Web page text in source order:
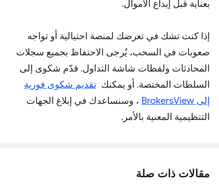
بعناية قبل إيداع الأموال.
إذا كنت تشك في تعرضك لمنصة احتيالية أو تواجه
صعوبات في السحب، يُرجى الاحتفاظ بجميع سجلات
المحادثات ولقطات شاشة التداول. قدّم شكوى إلى
السلطات المختصة. أو يمكنكتقديم شكوى فورية
إلى BrokersView
، وسنساعدك في إبلاغ الجهات
التنظيمية المعنية بالأمر.
مقالات ذات صلة